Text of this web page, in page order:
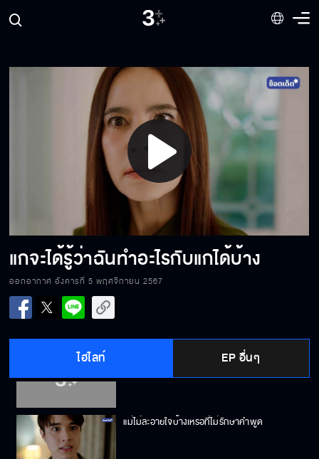
Play
Video
แกจะได้รู้ว่าฉันทำอะไรกับแกได้บ้าง
ออกอากาศ อังคารที่ 5 พฤศจิกายน 2567
ไฮไลท์ EP อื่นๆ
พูดจาแบบนี้ มันก็ดูจะไม่ให้เกียรติแล้วนะ
ผมยอมทิ้งทุกอย่างเพื่อพี่ ผมงี่เง่าเหรอ
อย่ามองฉันเป็นคนอื่นได้มั้ย
ผมเชื่อใจพี่นะ แต่ผมไม่เชื่อใจพ่อ
แม่ไม่ละอายใจบ้างเหรอที่ไม่รักษาคำพูด